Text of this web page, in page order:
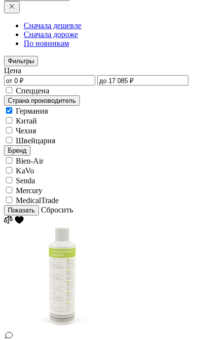
Сначала дешевле
Сначала дороже
По новинкам
Фильтры
Цена
Спеццена
Страна производитель
Германия
Китай
Чехия
Швейцария
Бренд
Bien-Air
KaVo
Senda
Mercury
MedicalTrade
Показать Сбросить